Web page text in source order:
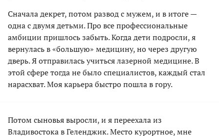
Сначала декрет, потом развод с мужем, и в итоге —
одна с двумя детьми. Про все профессиональные
амбиции пришлось забыть. Когда дети подросли, я
вернулась в «большую» медицину, но через другую
дверь. Я отправилась учиться лазерной медицине. В
этой сфере тогда не было специалистов, каждый стал
нарасхват. Моя карьера быстро пошла в гору.
Потом сыновья выросли, и я переехала из
Владивостока в Геленджик. Место курортное, мне